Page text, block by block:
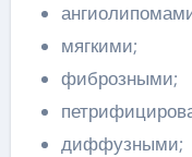
мягкими;
фиброзными;
диффузными;